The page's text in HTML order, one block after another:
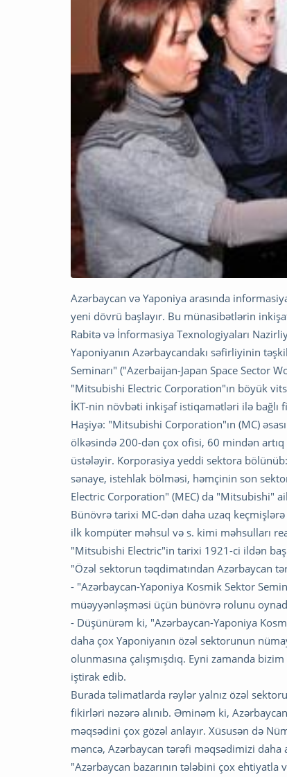
Azərbaycan və Yaponiya arasında
yeni dövrü başlayır. Bu münasibətlərin
Rabitə və İnformasiya Texnologiyaları
Yaponiyanın Azərbaycandakı səfirliyinin
Seminarı" ("Azerbaijan-Japan Space Sector
"Mitsubishi Electric Corporation"ın böyük
İKT-nin növbəti inkişaf istiqamətləri ilə bağlı
Haşiyə: "Mitsubishi Corporation"ın (MC)
ölkəsində 200-dən çox ofisi, 60 mindən
üstələyir. Korporasiya yeddi sektora
sənaye, istehlak bölməsi, həmçinin son
Electric Corporation" (MEC) da "Mitsubishi"
Bünövrə tarixi MC-dən daha uzaq
ilk kompüter məhsul və s. kimi məhsulları
"Mitsubishi Electric"in tarixi 1921-ci ildən
"Özəl sektorun təqdimatından Azərbaycan
- "Azərbaycan-Yaponiya Kosmik Sektor
müəyyənləşməsi üçün bünövrə rolunu
- Düşünürəm ki, "Azərbaycan-Yaponiya
daha çox Yaponiyanın özəl sektorunun
olunmasına çalışmışdıq. Eyni zamanda
iştirak edib.
Burada təlimatlarda rəylər yalnız özəl
fikirləri nəzərə alınıb. Əminəm ki,
məqsədini çox gözəl anlayır. Xüsusən də
məncə, Azərbaycan tərəfi məqsədimizi daha
"Azərbaycan bazarının tələbini çox